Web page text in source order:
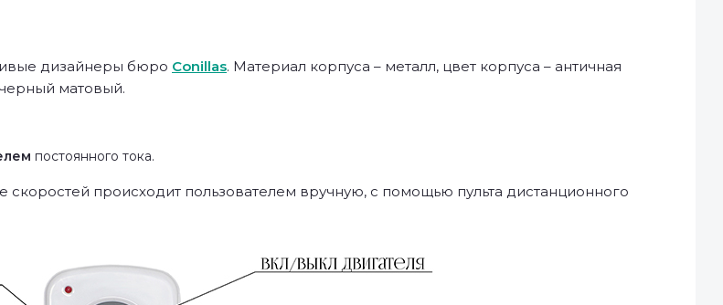
дизайнеры бюро Conillas. Материал корпуса – металл, цвет корпуса – античная
матовый.
постоянного тока.
происходит пользователем вручную, с помощью пульта дистанционного